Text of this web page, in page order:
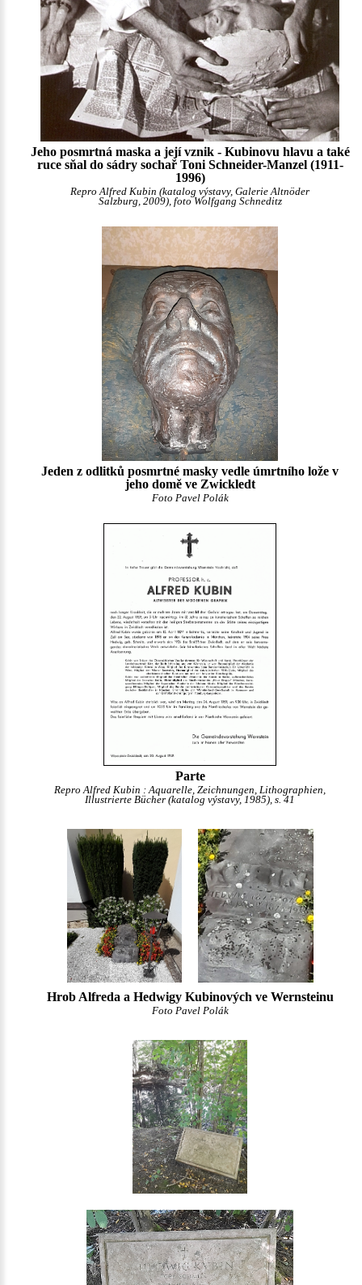
Jeho posmrtná maska a její vznik - Kubinovu hlavu a také
ruce sňal do sádry sochař Toni Schneider-Manzel (1911-
1996)
Repro Alfred Kubin (katalog výstavy, Galerie Altnöder
Salzburg, 2009), foto Wolfgang Schneditz
Jeden z odlitků posmrtné masky vedle úmrtního lože v
jeho domě ve Zwickledt
Foto Pavel Polák
Parte
Repro Alfred Kubin : Aquarelle, Zeichnungen, Lithographien,
Illustrierte Bücher (katalog výstavy, 1985), s. 41
Hrob Alfreda a Hedwigy Kubinových ve Wernsteinu
Foto Pavel Polák